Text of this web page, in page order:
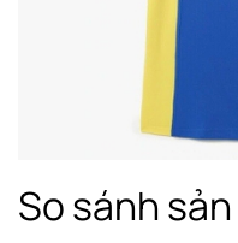
So sánh